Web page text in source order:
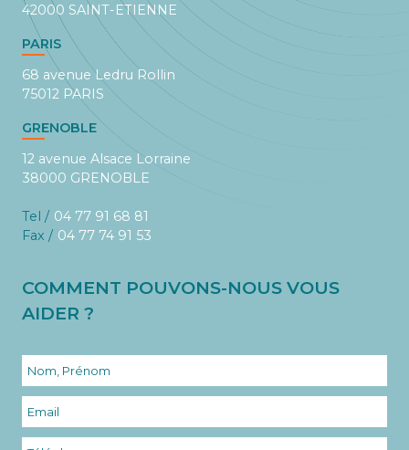
42000 SAINT-ETIENNE
PARIS
68 avenue Ledru Rollin
75012 PARIS
GRENOBLE
12 avenue Alsace Lorraine
38000 GRENOBLE
Tel / 04 77 91 68 81
Fax / 04 77 74 91 53
COMMENT POUVONS-NOUS VOUS
AIDER ?